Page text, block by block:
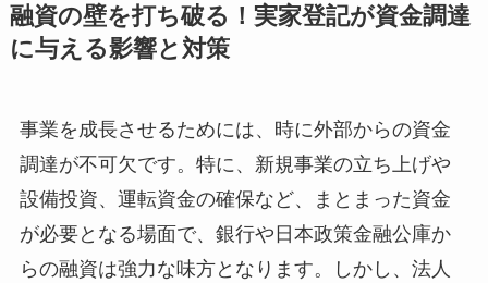
融資の壁を打ち破る！実家登記が資金調達
に与える影響と対策
事業を成長させるためには、時に外部からの資金
調達が不可欠です。特に、新規事業の立ち上げや
設備投資、運転資金の確保など、まとまった資金
が必要となる場面で、銀行や日本政策金融公庫か
らの融資は強力な味方となります。しかし、法人